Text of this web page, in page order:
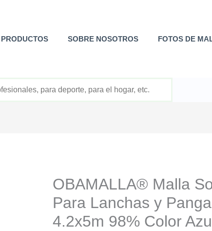
PRODUCTOS SOBRE NOSOTROS FOTOS DE
OBAMALLA® Malla
Para Lanchas y
4.2x5m 98% Color